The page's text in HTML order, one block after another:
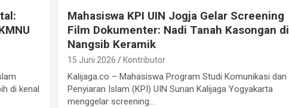
di kenal
Mahasiswa KPI UIN Jogja Gelar Screening
Film Dokumenter: Nadi Tanah Kasongan di
Nangsib Keramik
15 Juni 2026 Kontributor
Kalijaga.co – Mahasiswa Program Studi Komunikasi dan
Penyiaran Islam (KPI) UIN Sunan Kalijaga Yogyakarta
menggelar screening…